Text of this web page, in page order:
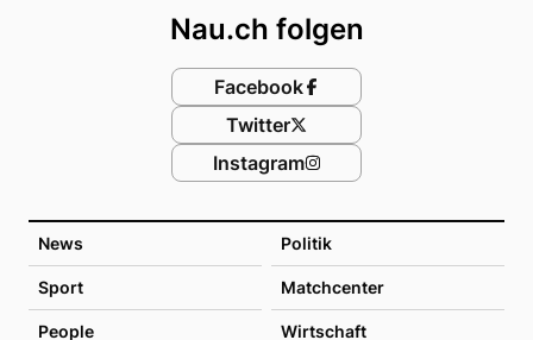
News Politik
Sport Matchcenter
People Wirtschaft
Nau.ch folgen
Facebook
Twitter
Instagram